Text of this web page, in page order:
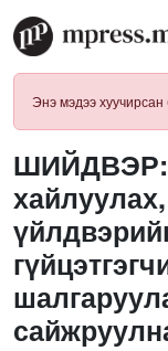
Энэ мэдээ
ШИЙДВЭР: